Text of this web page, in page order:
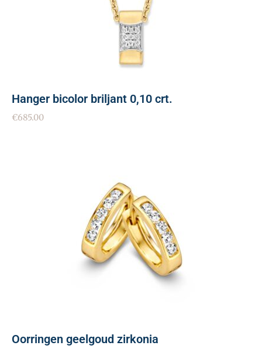
Hanger bicolor briljant 0,10 crt.
€685.00
Oorringen geelgoud zirkonia